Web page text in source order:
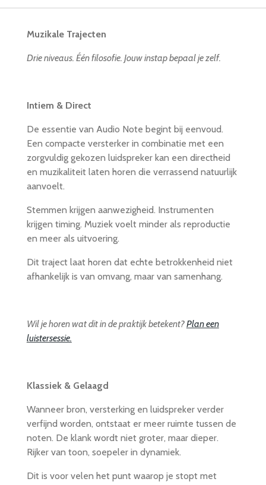
Muzikale Trajecten
Drie niveaus. Één filosofie. Jouw instap bepaal je zelf.
Intiem & Direct
De essentie van Audio Note begint bij eenvoud.
Een compacte versterker in combinatie met een
zorgvuldig gekozen luidspreker kan een directheid
en muzikaliteit laten horen die verrassend natuurlijk
aanvoelt.
Stemmen krijgen aanwezigheid. Instrumenten
krijgen timing. Muziek voelt minder als reproductie
en meer als uitvoering.
Dit traject laat horen dat echte betrokkenheid niet
afhankelijk is van omvang, maar van samenhang.
Wil je horen wat dit in de praktijk betekent?Plan een
luistersessie.
Klassiek & Gelaagd
Wanneer bron, versterking en luidspreker verder
verfijnd worden, ontstaat er meer ruimte tussen de
noten. De klank wordt niet groter, maar dieper.
Rijker van toon, soepeler in dynamiek.
Dit is voor velen het punt waarop je stopt met